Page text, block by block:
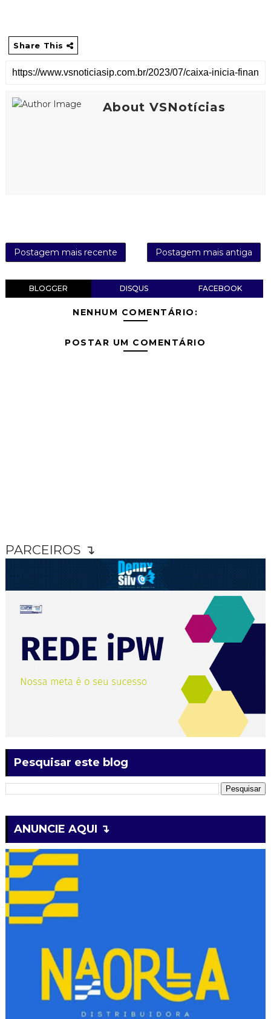
Share This
About VSNotícias
Postagem mais recente Postagem mais antiga
BLOGGER DISQUS FACEBOOK
NENHUM COMENTÁRIO:
POSTAR UM COMENTÁRIO
PARCEIROS ↴
Pesquisar este blog
ANUNCIE AQUI ↴